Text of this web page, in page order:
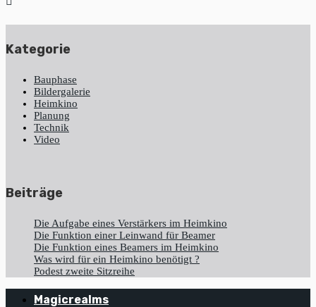
Kategorie
Bauphase
Bildergalerie
Heimkino
Planung
Technik
Video
Beiträge
Die Aufgabe eines Verstärkers im Heimkino
Die Funktion einer Leinwand für Beamer
Die Funktion eines Beamers im Heimkino
Was wird für ein Heimkino benötigt ?
Podest zweite Sitzreihe
Magicrealms